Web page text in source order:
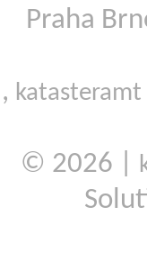
Praha
, katasteramt
© 2026 |